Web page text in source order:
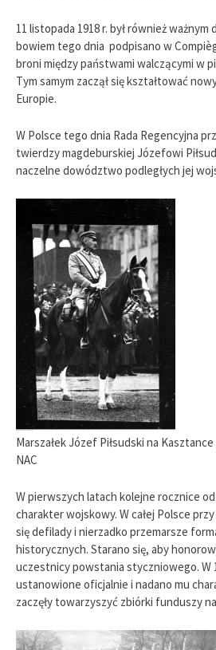
11 listopada 1918 r. był również
bowiem tego dnia podpisano w
broni między państwami walczącymi w
Tym samym zaczął się kształtować
Europie.
W Polsce tego dnia Rada Regencyjna
twierdzy magdeburskiej Józefowi
naczelne dowództwo podległych jej
Marszałek Józef Piłsudski na
NAC
W pierwszych latach kolejne rocznice
charakter wojskowy. W całej Polsce
się defilady i nierzadko przemarsze
historycznych. Starano się, aby
uczestnicy powstania styczniowego. W
ustanowione oficjalnie i nadano mu
zaczęły towarzyszyć zbiórki funduszy